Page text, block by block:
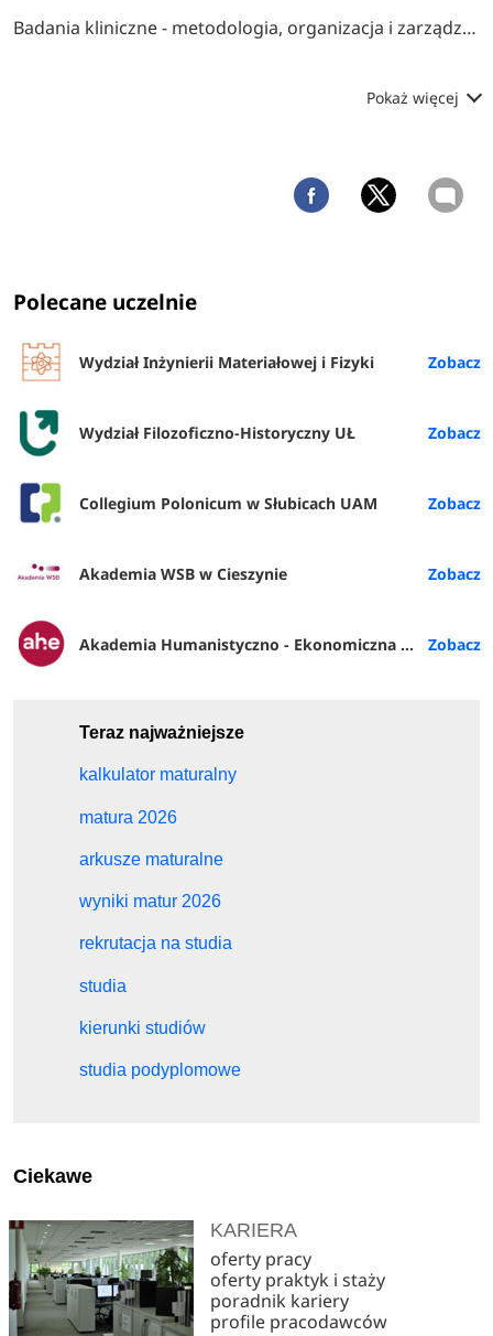
Badania kliniczne - metodologia, organizacja i zarządzanie
Pokaż więcej
Polecane uczelnie
Wydział Inżynierii Materiałowej i Fizyki
Wydział Filozoficzno-Historyczny UŁ
Collegium Polonicum w Słubicach UAM
Akademia WSB w Cieszynie
Akademia Humanistyczno - Ekonomiczna w Łodzi
Teraz najważniejsze
kalkulator maturalny
matura 2026
arkusze maturalne
wyniki matur 2026
rekrutacja na studia
studia
kierunki studiów
studia podyplomowe
Ciekawe
KARIERA
oferty pracy
oferty praktyk i staży
poradnik kariery
profile pracodawców